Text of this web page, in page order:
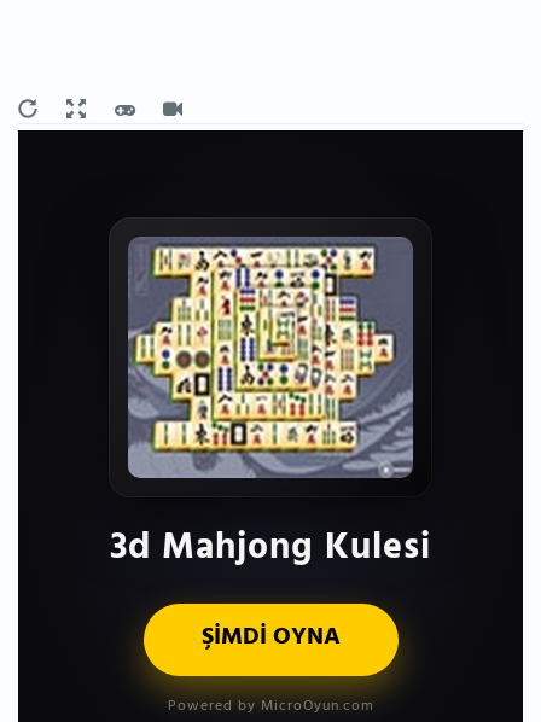
3d Mahjong Kulesi
ŞİMDİ OYNA
Powered by MicroOyun.com